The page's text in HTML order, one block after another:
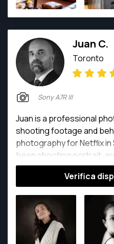
Juan C.
Toronto
Sony A7R III
Juan is a professional
shooting footage and
photography for Netflix in
been shooting portrait,
photography for over 12
Verifica